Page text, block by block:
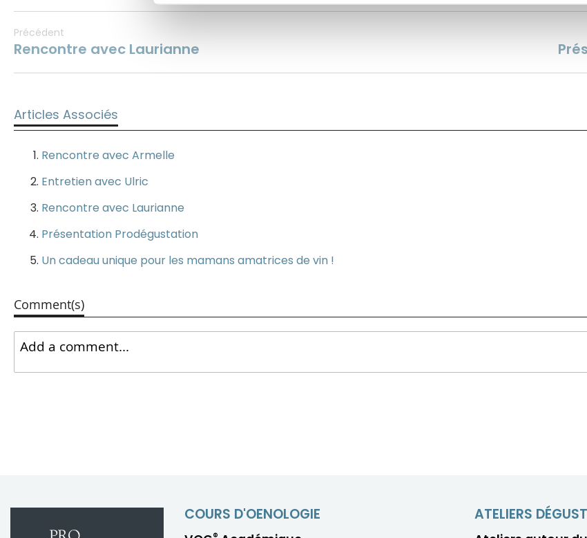
Précédent
Rencontre avec Laurianne
Articles Associés
Rencontre avec Armelle
Entretien avec Ulric
Rencontre avec Laurianne
Présentation Prodégustation
Un cadeau unique pour les mamans amatrices de vin !
Comment(s)
COURS D'OENOLOGIE ATELIERS